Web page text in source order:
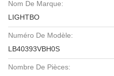
Nom De Marque:
LIGHTBO
Numéro De Modèle:
LB40393VBH0S
Nombre De Pièces: